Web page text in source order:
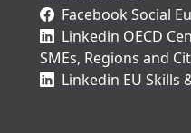
Facebook Social
Linkedin OECD
SMEs, Regions and
Linkedin EU Skills